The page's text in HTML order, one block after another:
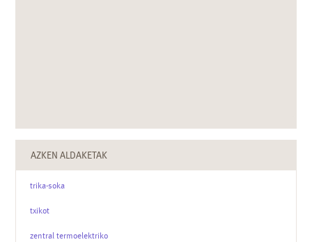
AZKEN ALDAKETAK
trika-soka
txikot
zentral termoelektriko